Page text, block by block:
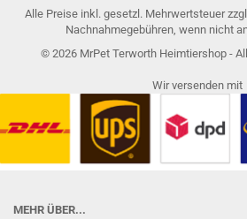
Alle Preise inkl. gesetzl. Mehrwertsteuer
Nachnahmegebühren, wenn nicht
© 2026 MrPet Terworth Heimtiershop -
Wir versenden mit
MEHR ÜBER...